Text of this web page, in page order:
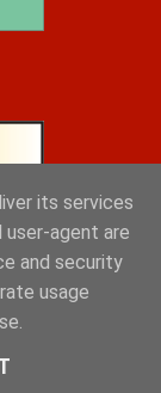
its services
user-agent are
and security
usage